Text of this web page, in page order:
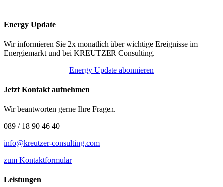
Energy Update
Wir informieren Sie 2x monatlich über wichtige Ereignisse im
Energiemarkt und bei KREUTZER Consulting.
Energy Update abonnieren
Jetzt Kontakt aufnehmen
Wir beantworten gerne Ihre Fragen.
089 / 18 90 46 40
info@kreutzer-consulting.com
zum Kontaktformular
Leistungen